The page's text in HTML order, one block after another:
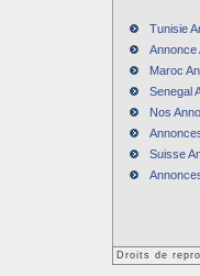
Tunisie
Annonce
Maroc
Senegal
Nos
Suisse
Droits de